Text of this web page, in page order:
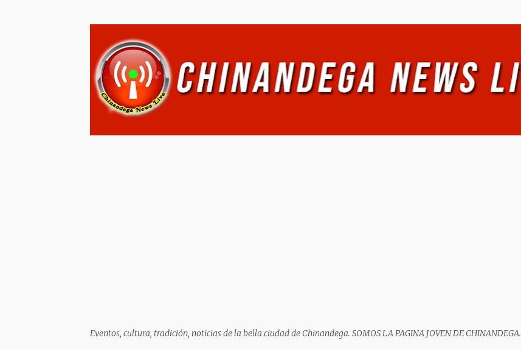
Eventos, cultura, tradición, noticias de la bella ciudad de Chinandega. SOMOS LA PAGINA JOVEN DE CHINANDEGA.